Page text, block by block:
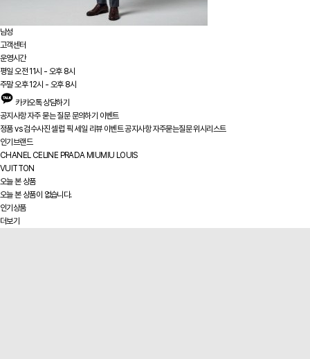
남성
고객센터
운영시간
평일 오전 11시 - 오후 8시
주말 오후 12시 - 오후 8시
카카오톡 상담하기
공지사항자주 묻는 질문문의하기 이벤트
정품 vs검수사진셀럽 픽 세일 리뷰 이벤트공지사항 자주묻는질문위시리스트
인기브랜드
CHANEL CELINE PRADA MIUMIU LOUIS
VUITTON
오늘 본 상품
오늘 본 상품이 없습니다.
인기상품
더보기